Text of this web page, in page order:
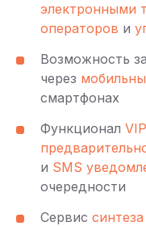
электронными
операторов и
Возможность
через
смартфонах
Функционал
и SMS
очередности
Сервис